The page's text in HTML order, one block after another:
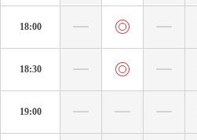
18:00
18:30
19:00